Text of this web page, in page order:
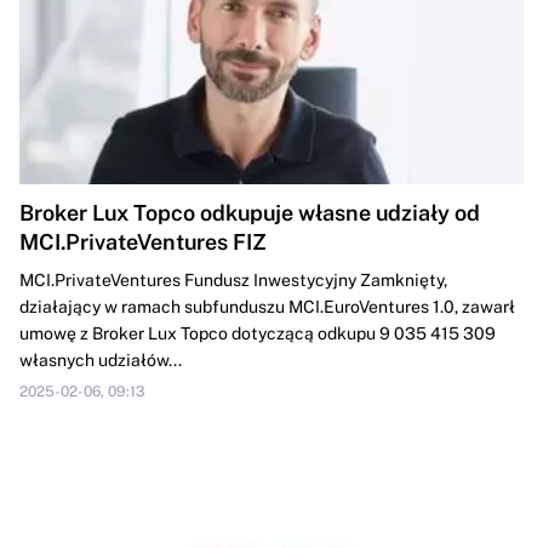
Broker Lux Topco odkupuje własne udziały od
MCI.PrivateVentures FIZ
MCI.PrivateVentures Fundusz Inwestycyjny Zamknięty,
działający w ramach subfunduszu MCI.EuroVentures 1.0, zawarł
umowę z Broker Lux Topco dotyczącą odkupu 9 035 415 309
własnych udziałów...
2025-02-06, 09:13